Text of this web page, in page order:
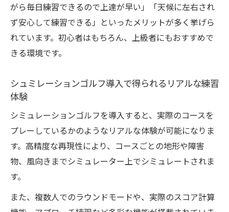
ユーザー目線で選ぶシュミレーションゴル
フのポイント
家族で楽しめる仕様のシュミレーションゴルフ
解説
の魅力
選び方
多人数で楽しめるシュミレーションゴルフ
のポイント
来客時にも活躍するシュミレーションゴル
がら毎日練習できるので上達が早い」「天候に左右され
ず安心して練習できる」といったメリットが多く挙げら
れています。初心者はもちろん、上級者にもおすすめで
きる環境です。
シュミレーションゴルフ導入で得られるリアルな練習
体験
シミュレーションゴルフを導入すると、実際のコースを
プレーしているかのようなリアルな体験が可能になりま
す。高精度な再現性により、コースごとの地形や障害
物、風向きまでシミュレーター上でシミュレートされま
す。
また、複数人でのラウンドモードや、実際のスコア計算